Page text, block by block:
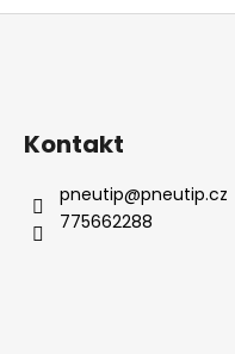
Z
Kontakt
pneutip@pneutip.cz
775662288